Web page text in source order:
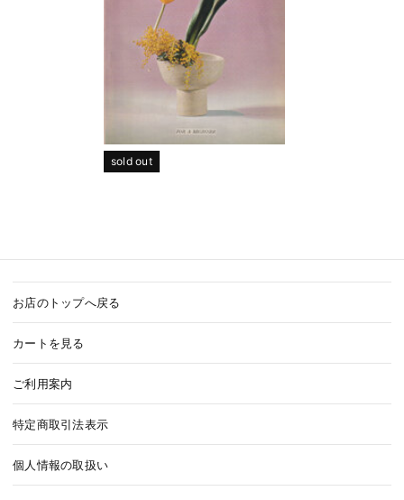
sold out
お店のトップへ戻る
カートを見る
ご利用案内
特定商取引法表示
個人情報の取扱い